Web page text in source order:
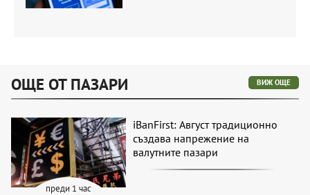
ОЩЕ ОТ ПАЗАРИ ВИЖ ОЩЕ
преди 1 час
iBanFirst: Август традиционно
създава напрежение на
валутните пазари